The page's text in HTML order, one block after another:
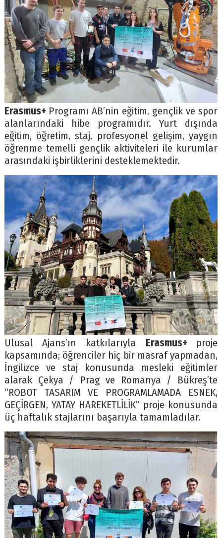
Erasmus+ Programı AB’nin eğitim, gençlik ve spor
alanlarındaki hibe programıdır. Yurt dışında
eğitim, öğretim, staj, profesyonel gelişim, yaygın
öğrenme temelli gençlik aktiviteleri ile kurumlar
arasındaki işbirliklerini desteklemektedir.
Ulusal Ajans’ın katkılarıyla Erasmus+ proje
kapsamında; öğrenciler hiç bir masraf yapmadan,
İngilizce ve staj konusunda mesleki eğitimler
alarak Çekya / Prag ve Romanya / Bükreş’te
“ROBOT TASARIM VE PROGRAMLAMADA ESNEK,
GEÇİRGEN, YATAY HAREKETLİLİK” proje konusunda
üç haftalık stajlarını başarıyla tamamladılar.